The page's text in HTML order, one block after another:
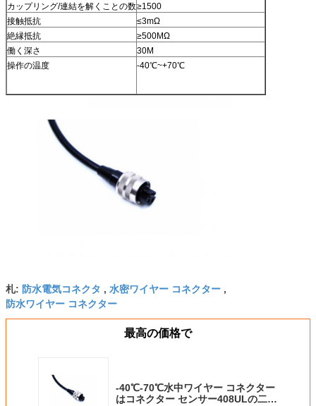
カップリング/連結を解くことの数≥1500
接触抵抗
≤3mΩ
絶縁抵抗
≥500MΩ
働く深さ
30M
操作の温度
-40℃~+70℃
札: 防水電気コネクタ , 水密ワイヤー コネクター ,
防水ワイヤー コネクター
最高の価格で
-40℃-70℃水中ワイヤー コネクター
はコネクター センサー408ULの二倍